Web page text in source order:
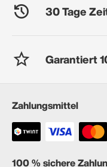
30 Tage
Garantiert
Zahlungsmittel
100 % sichere